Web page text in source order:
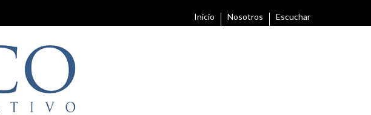
Inicio Nosotros Escuchar